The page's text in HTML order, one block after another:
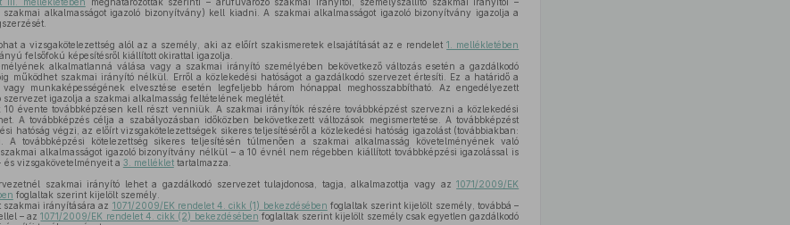
alkalmasságot igazoló bizonyítvány) kell kiadni. A szakmai alkalmasságot igazoló bizonyítvány igazolja a
a vizsgakötelezettség alól az a személy, aki az előírt szakismeretek elsajátítását az e rendelet1. mellékletében
felsőfokú képesítésről kiállított okirattal igazolja.
alkalmatlanná válása vagy a szakmai irányító személyében bekövetkező változás esetén a gazdálkodó
működhet szakmai irányító nélkül. Erről a közlekedési hatóságot a gazdálkodó szervezet értesíti. Ez a határidő a
munkaképességének elvesztése esetén legfeljebb három hónappal meghosszabbítható. Az engedélyezett
igazolja a szakmai alkalmasság feltételének meglétét.
évente továbbképzésen kell részt venniük. A szakmai irányítók részére továbbképzést szervezni a közlekedési
A továbbképzés célja a szabályozásban időközben bekövetkezett változások megismertetése. A továbbképzést
hatóság végzi, az előírt vizsgakötelezettségek sikeres teljesítéséről a közlekedési hatóság igazolást (továbbiakban:
A továbbképzési kötelezettség sikeres teljesítésén túlmenően a szakmai alkalmasság követelményének való
alkalmasságot igazoló bizonyítvány nélkül – a 10 évnél nem régebben kiállított továbbképzési igazolással is
és vizsgakövetelményeit a 3. melléklettartalmazza.
szakmai irányító lehet a gazdálkodó szervezet tulajdonosa, tagja, alkalmazottja vagy az1071/2009/EK
foglaltak szerint kijelölt személy.
irányítására az 1071/2009/EK rendelet 4. cikk (1) bekezdésében foglaltak szerint kijelölt személy, továbbá –
– az1071/2009/EK rendelet 4. cikk (2) bekezdésében foglaltak szerint kijelölt személy csak egyetlen gazdálkodó